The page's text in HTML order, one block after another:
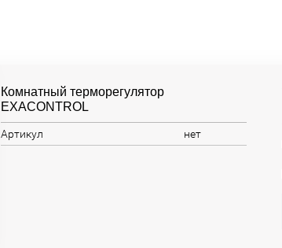
Комнатный терморегулятор
EXACONTROL
Артикул нет